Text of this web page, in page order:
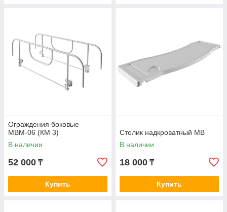
Ограждения боковые
MBМ-06 (КМ 3)
В наличии
52 000 ₸
Купить
Столик надкроватный МВ
В наличии
18 000 ₸
Купить